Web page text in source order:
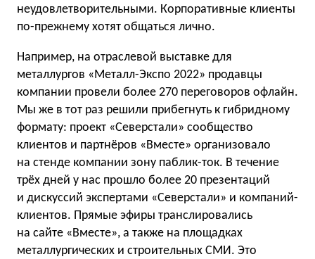
неудовлетворительными. Корпоративные клиенты
по-прежнему хотят общаться лично.
Например, на отраслевой выставке для
металлургов «Металл-Экспо 2022» продавцы
компании провели более 270 переговоров офлайн.
Мы же в тот раз решили прибегнуть к гибридному
формату: проект «Северстали» сообщество
клиентов и партнёров «Вместе» организовало
на стенде компании зону паблик-ток. В течение
трёх дней у нас прошло более 20 презентаций
и дискуссий экспертами «Северстали» и компаний-
клиентов. Прямые эфиры транслировались
на сайте «Вместе», а также на площадках
металлургических и строительных СМИ. Это